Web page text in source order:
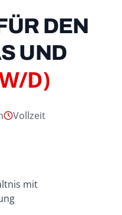
DEN
UND
D)
Vollzeit
mit